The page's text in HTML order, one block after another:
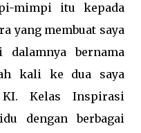
mimpi itu kepada
yang membuat saya
bernama
kali ke dua saya
Kelas Inspirasi
dengan berbagai